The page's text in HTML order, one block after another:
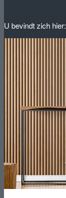
U bevindt zich hier: